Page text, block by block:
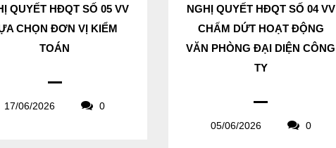
QUYẾT HĐQT SỐ 05 VV
CHỌN ĐƠN VỊ KIỂM
TOÁN
17/06/2026 0
NGHỊ QUYẾT HĐQT SỐ 04 VV
CHẤM DỨT HOẠT ĐỘNG
VĂN PHÒNG ĐẠI DIỆN CÔNG
TY
05/06/2026 0